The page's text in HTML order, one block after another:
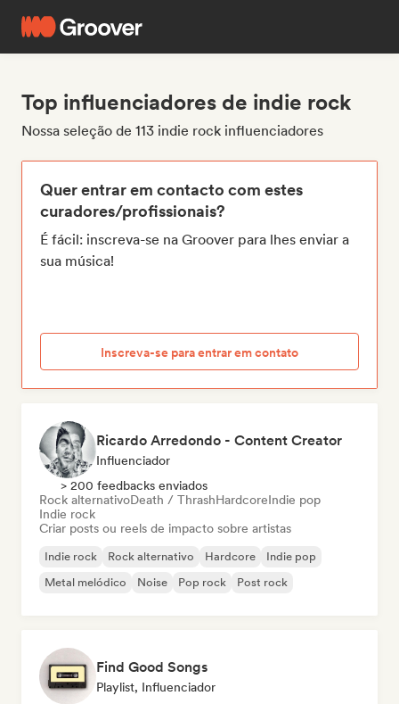
Top influenciadores de indie rock
Nossa seleção de 113 indie rock influenciadores
Quer entrar em contacto com estes
curadores/profissionais?
É fácil: inscreva-se na Groover para lhes enviar a
sua música!
Inscreva-se para entrar em contato
Ricardo Arredondo - Content Creator
Influenciador
> 200 feedbacks enviados
Rock alternativoDeath / ThrashHardcoreIndie pop
Indie rock
Criar posts ou reels de impacto sobre artistas
Indie rock Rock alternativo Hardcore
Indie pop
Metal melódico
Noise Pop rock Post rock
Find Good Songs
Playlist, Influenciador